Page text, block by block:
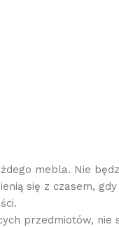
mebla. Nie
się z czasem,
przedmiotów, nie